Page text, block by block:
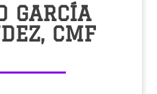
GARCÍA
CMF